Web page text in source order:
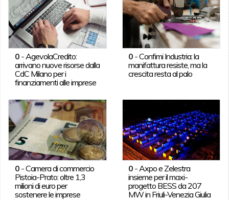
0- AgevolaCredito:
arrivano nuove risorse dalla
CdC Milano per i
finanziamenti alle imprese
0 -Confimi Industria: la
manifattura resiste, ma la
crescita resta al palo
0-Camera di commercio
Pistoia-Prato: oltre 1,3
milioni di euro per
sostenere le imprese
0 - Axpo e Zelestra
insieme per il maxi-
progetto BESS da 207
MW in Friuli-Venezia Giulia